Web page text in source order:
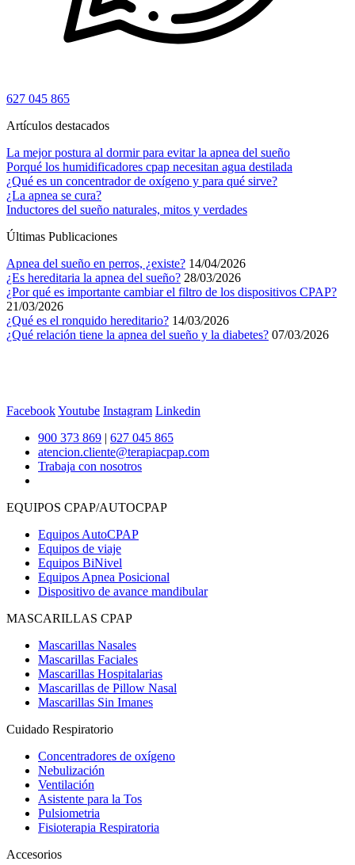
627 045 865
Artículos destacados
La mejor postura al dormir para evitar la apnea del sueño
Porqué los humidificadores cpap necesitan agua destilada
¿Qué es un concentrador de oxígeno y para qué sirve?
¿La apnea se cura?
Inductores del sueño naturales, mitos y verdades
Últimas Publicaciones
Apnea del sueño en perros, ¿existe? 14/04/2026
¿Es hereditaria la apnea del sueño? 28/03/2026
¿Por qué es importante cambiar el filtro de los dispositivos CPAP?
21/03/2026
¿Qué es el ronquido hereditario? 14/03/2026
¿Qué relación tiene la apnea del sueño y la diabetes? 07/03/2026
FacebookYoutube Instagram Linkedin
900 373 869 | 627 045 865
atencion.cliente@terapiacpap.com
Trabaja con nosotros
EQUIPOS CPAP/AUTOCPAP
Equipos AutoCPAP
Equipos de viaje
Equipos BiNivel
Equipos Apnea Posicional
Dispositivo de avance mandibular
MASCARILLAS CPAP
Mascarillas Nasales
Mascarillas Faciales
Mascarillas Hospitalarias
Mascarillas de Pillow Nasal
Mascarillas Sin Imanes
Cuidado Respiratorio
Concentradores de oxígeno
Nebulización
Ventilación
Asistente para la Tos
Pulsiometria
Fisioterapia Respiratoria
Accesorios